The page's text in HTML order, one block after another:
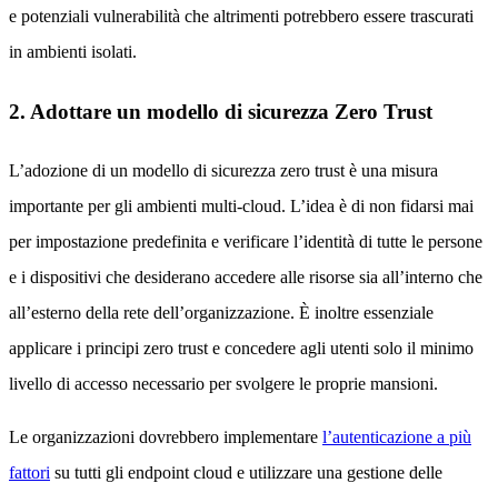
e potenziali vulnerabilità che altrimenti potrebbero essere trascurati
in ambienti isolati.
2. Adottare un modello di sicurezza Zero Trust
L’adozione di un modello di sicurezza zero trust è una misura
importante per gli ambienti multi-cloud. L’idea è di non fidarsi mai
per impostazione predefinita e verificare l’identità di tutte le persone
e i dispositivi che desiderano accedere alle risorse sia all’interno che
all’esterno della rete dell’organizzazione. È inoltre essenziale
applicare i principi zero trust e concedere agli utenti solo il minimo
livello di accesso necessario per svolgere le proprie mansioni.
Le organizzazioni dovrebbero implementare l’autenticazione a più
fattori su tutti gli endpoint cloud e utilizzare una gestione delle